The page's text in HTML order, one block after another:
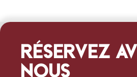
Réservez
nous